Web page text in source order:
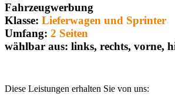
Fahrzeugwerbung
Klasse: Lieferwagen und Sprinter
Umfang: 2 Seiten
wählbar aus: links, rechts, vorne,
Diese Leistungen erhalten Sie von uns: